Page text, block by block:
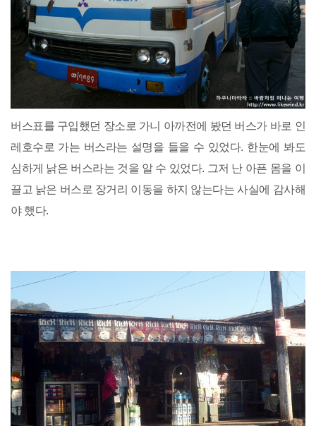
버스표를 구입했던 장소로 가니 아까전에 봤던 버스가 바로 인
레호수로 가는 버스라는 설명을 들을 수 있었다. 한눈에 봐도
심하게 낡은 버스라는 것을 알 수 있었다. 그저 난 아픈 몸을 이
끌고 낡은 버스로 장거리 이동을 하지 않는다는 사실에 감사해
야 했다.